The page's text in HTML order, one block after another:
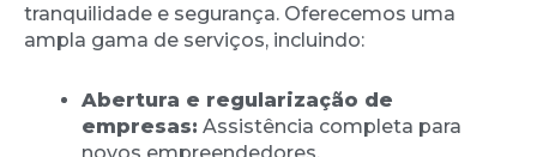
tranquilidade e segurança. Oferecemos uma
ampla gama de serviços, incluindo:
Abertura e regularização de
empresas: Assistência completa para
novos empreendedores.